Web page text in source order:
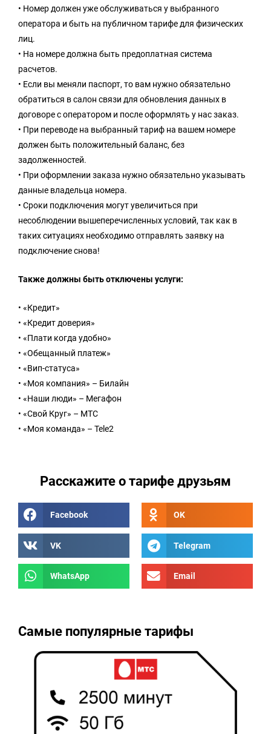
• Номер должен уже обслуживаться у выбранного
оператора и быть на публичном тарифе для физических
лиц.
• На номере должна быть предоплатная система
расчетов.
• Если вы меняли паспорт, то вам нужно обязательно
обратиться в салон связи для обновления данных в
договоре с оператором и после оформлять у нас заказ.
• При переводе на выбранный тариф на вашем номере
должен быть положительный баланс, без
задолженностей.
• При оформлении заказа нужно обязательно указывать
данные владельца номера.
• Сроки подключения могут увеличиться при
несоблюдении вышеперечисленных условий, так как в
таких ситуациях необходимо отправлять заявку на
подключение снова!
Также должны быть отключены услуги:
• «Кредит»
• «Кредит доверия»
• «Плати когда удобно»
• «Обещанный платеж»
• «Вип-статуса»
• «Моя компания» – Билайн
• «Наши люди» – Мегафон
• «Свой Круг» – МТС
• «Моя команда» – Tele2
Расскажите о тарифе друзьям
Facebook OK
VK Telegram
WhatsApp Email
Самые популярные тарифы